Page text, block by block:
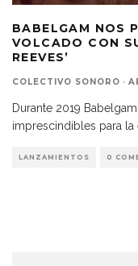
BABELGAM NOS
VOLCADO CON
REEVES’
COLECTIVO SONORO ·
Durante 2019
imprescindibles para la
LANZAMIENTOS 0